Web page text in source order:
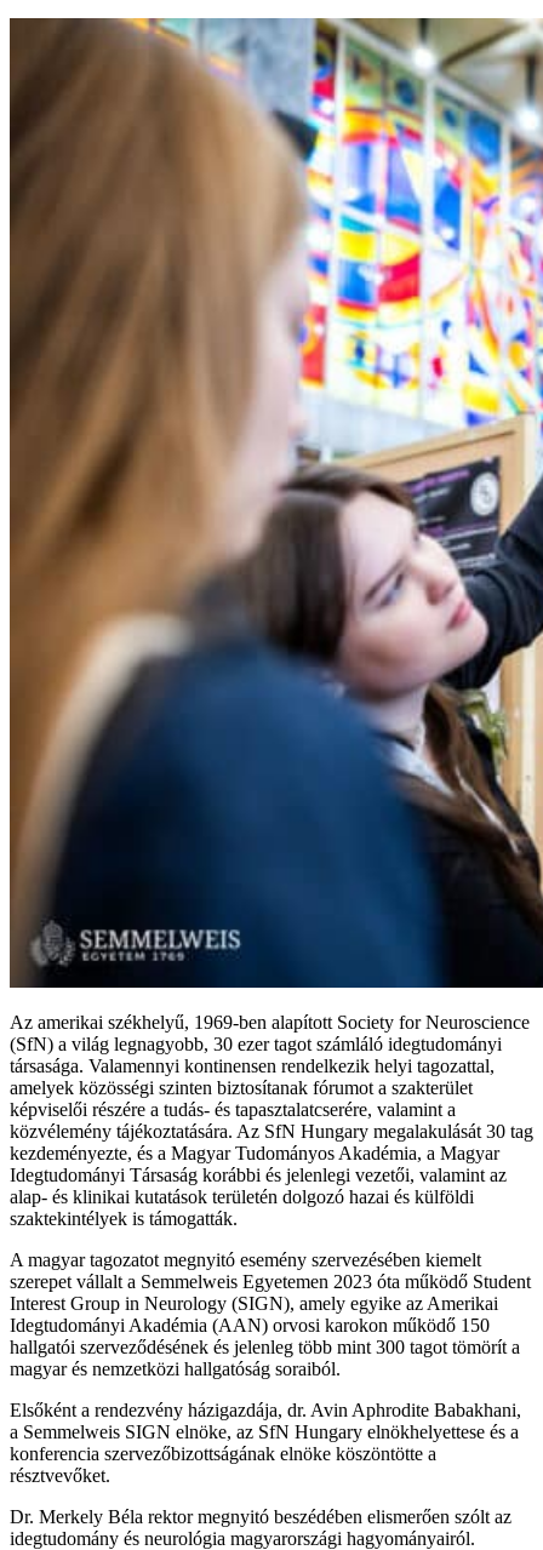
Az amerikai székhelyű, 1969-ben alapított Society for Neuroscience
(SfN) a világ legnagyobb, 30 ezer tagot számláló idegtudományi
társasága. Valamennyi kontinensen rendelkezik helyi tagozattal,
amelyek közösségi szinten biztosítanak fórumot a szakterület
képviselői részére a tudás- és tapasztalatcserére, valamint a
közvélemény tájékoztatására. Az SfN Hungary megalakulását 30 tag
kezdeményezte, és a Magyar Tudományos Akadémia, a Magyar
Idegtudományi Társaság korábbi és jelenlegi vezetői, valamint az
alap- és klinikai kutatások területén dolgozó hazai és külföldi
szaktekintélyek is támogatták.
A magyar tagozatot megnyitó esemény szervezésében kiemelt
szerepet vállalt a Semmelweis Egyetemen 2023 óta működő Student
Interest Group in Neurology (SIGN), amely egyike az Amerikai
Idegtudományi Akadémia (AAN) orvosi karokon működő 150
hallgatói szerveződésének és jelenleg több mint 300 tagot tömörít a
magyar és nemzetközi hallgatóság soraiból.
Elsőként a rendezvény házigazdája, dr. Avin Aphrodite Babakhani,
a Semmelweis SIGN elnöke, az SfN Hungary elnökhelyettese és a
konferencia szervezőbizottságának elnöke köszöntötte a
résztvevőket.
Dr. Merkely Béla rektor megnyitó beszédében elismerően szólt az
idegtudomány és neurológia magyarországi hagyományairól.